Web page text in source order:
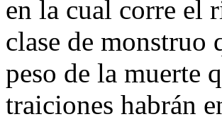
en la cual corre el
clase de monstruo
peso de la muerte
traiciones habrán